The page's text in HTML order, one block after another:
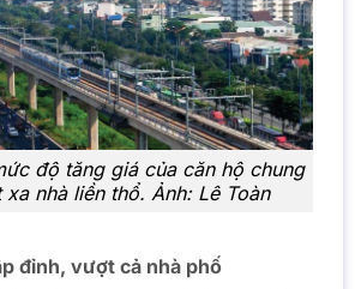
độ tăng giá của căn hộ chung
nhà liền thổ. Ảnh: Lê Toàn
đỉnh, vượt cả nhà phố